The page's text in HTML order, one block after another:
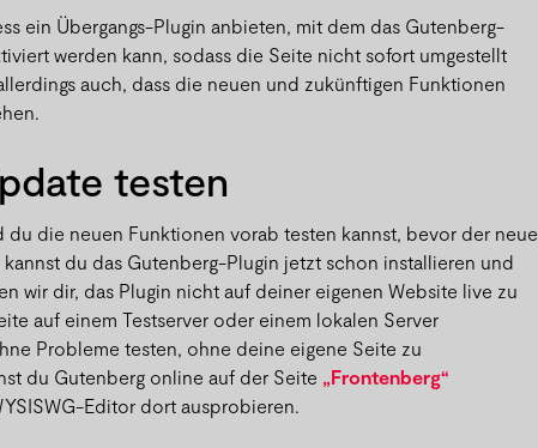
ein Übergangs-Plugin anbieten, mit dem das Gutenberg-
werden kann, sodass die Seite nicht sofort umgestellt
auch, dass die neuen und zukünftigen Funktionen
testen
die neuen Funktionen vorab testen kannst, bevor der neue
du das Gutenberg-Plugin jetzt schon installieren und
wir dir, das Plugin nicht auf deiner eigenen Website live zu
auf einem Testserver oder einem lokalen Server
Probleme testen, ohne deine eigene Seite zu
du Gutenberg online auf der Seite „Frontenberg“
Editor dort ausprobieren.